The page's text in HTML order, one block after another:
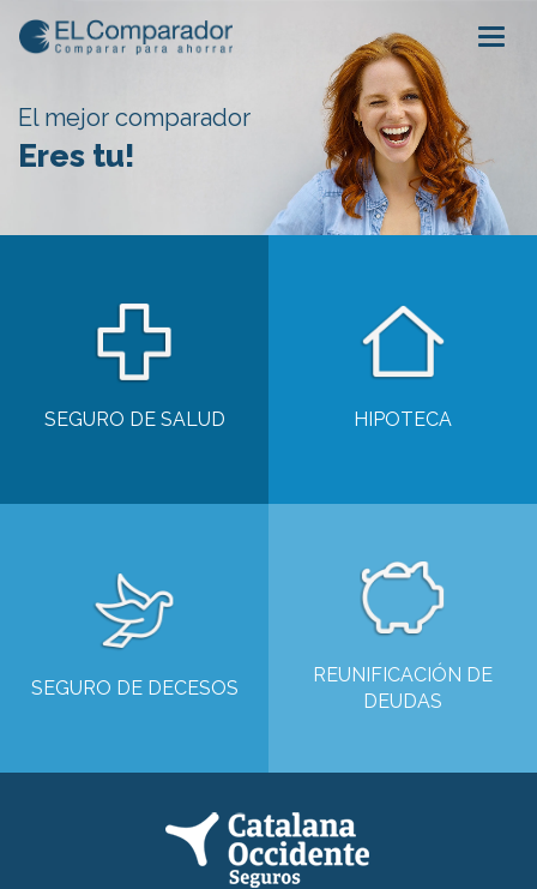
El mejor comparador
Eres tu!
SEGURO DE SALUD HIPOTECA
SEGURO DE DECESOS
REUNIFICACIÓN DE
DEUDAS